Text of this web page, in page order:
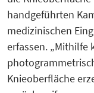
handgeführten
medizinischen
erfassen.
Knieoberfläche